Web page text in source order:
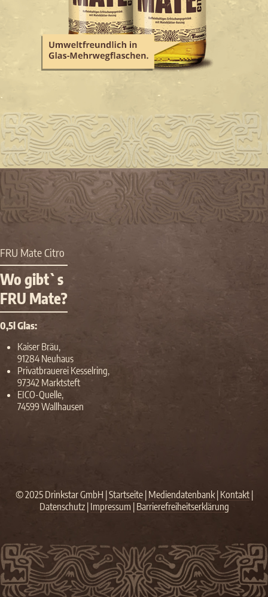
FRU Mate Citro
Wo gibt`s
FRU Mate?
0,5l Glas:
Kaiser Bräu,
91284 Neuhaus
Privatbrauerei Kesselring,
97342 Marktsteft
EICO-Quelle,
74599 Wallhausen
© 2025 Drinkstar GmbH |Startseite| Mediendatenbank| Kontakt|
Datenschutz| Impressum | Barrierefreiheitserklärung